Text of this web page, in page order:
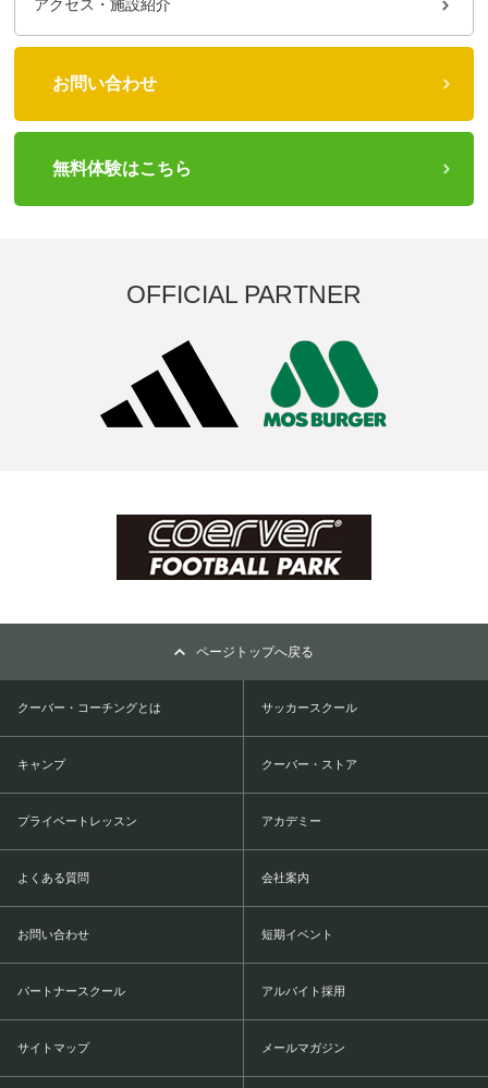
アクセス・施設紹介
お問い合わせ
無料体験はこちら
OFFICIAL PARTNER
ページトップへ戻る
クーバー・コーチングとは サッカースクール
キャンプ クーバー・ストア
プライベートレッスン アカデミー
よくある質問 会社案内
お問い合わせ 短期イベント
パートナースクール アルバイト採用
サイトマップ メールマガジン